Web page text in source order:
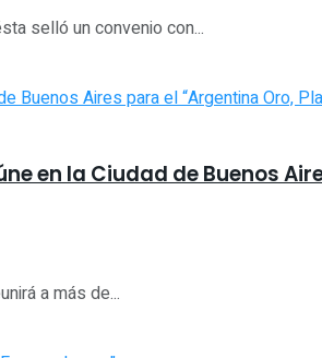
selló un convenio con...
en la Ciudad de Buenos
a más de...